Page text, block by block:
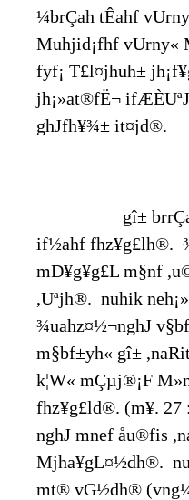
¼brÇah tÊahf
Muhjid¡fhf vUrny«
fyf¡ T£l¤jhuh±
jh¡»at®fË¬
ghJfh¥¾± it¤jd®.
gî±
if½ahf fhz¥g£lh®.
mD¥g¥g£L m§nf
,Uªjh®. nuhik
¾uahz¤½¬nghJ
m§bf±yh« gî±
k¦W« mÇµj®¡F
fhz¥g£ld®. (m¥.
nghJ mnef åu®fis
Mjha¥gL¤½dh®.
mt® vG½dh®